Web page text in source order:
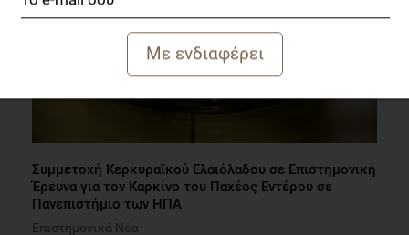
Συμμετοχή Κερκυραϊκού Ελαιόλαδου σε Επιστημονική
Έρευνα για τον Καρκίνο του Παχέος Εντέρου σε
Πανεπιστήμιο των ΗΠΑ
Επιστημονικά Νέα